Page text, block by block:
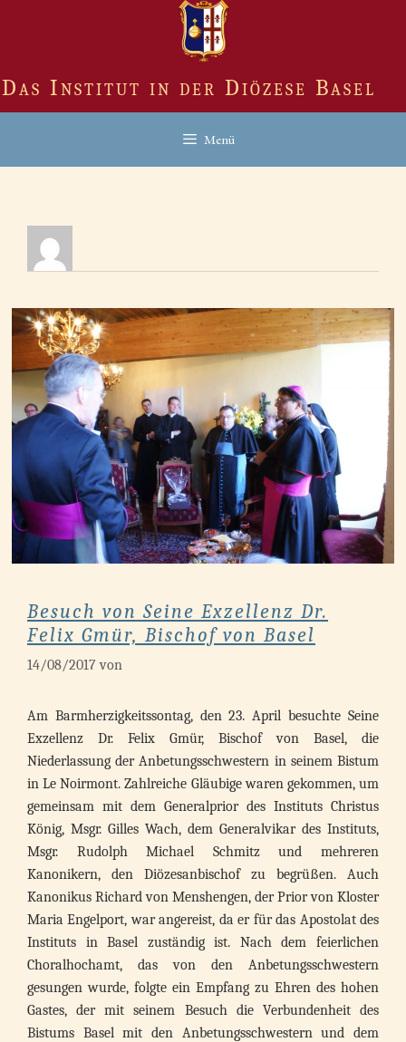
Das Institut in der Diözese Basel
Menü
Besuch von Seine Exzellenz Dr.
Felix Gmür, Bischof von Basel
14/08/2017 von
Am Barmherzigkeitssontag, den 23. April besuchte Seine
Exzellenz Dr. Felix Gmür, Bischof von Basel, die
Niederlassung der Anbetungsschwestern in seinem Bistum
in Le Noirmont. Zahlreiche Gläubige waren gekommen, um
gemeinsam mit dem Generalprior des Instituts Christus
König, Msgr. Gilles Wach, dem Generalvikar des Instituts,
Msgr. Rudolph Michael Schmitz und mehreren
Kanonikern, den Diözesanbischof zu begrüßen. Auch
Kanonikus Richard von Menshengen, der Prior von Kloster
Maria Engelport, war angereist, da er für das Apostolat des
Instituts in Basel zuständig ist. Nach dem feierlichen
Choralhochamt, das von den Anbetungsschwestern
gesungen wurde, folgte ein Empfang zu Ehren des hohen
Gastes, der mit seinem Besuch die Verbundenheit des
Bistums Basel mit den Anbetungsschwestern und dem